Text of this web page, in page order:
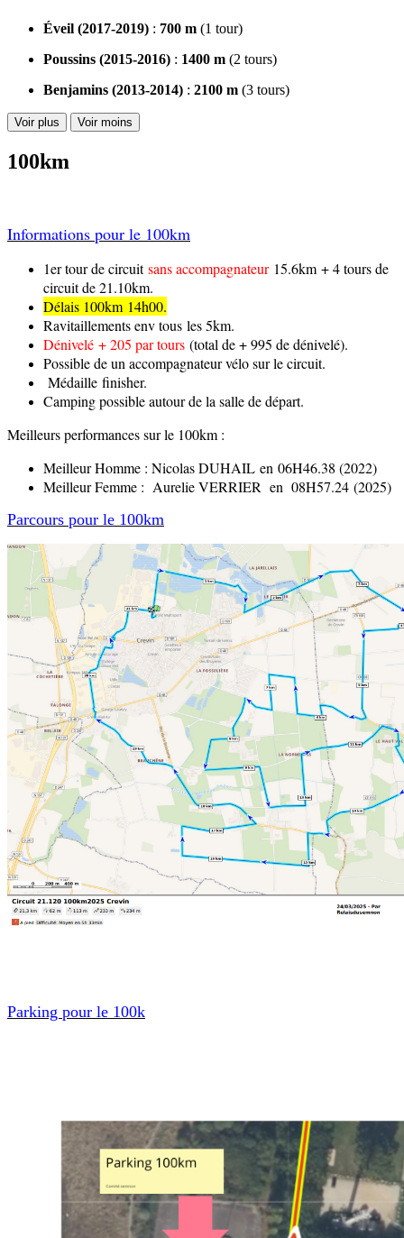
Éveil (2017-2019) : 700 m (1 tour)
Poussins (2015-2016) : 1400 m (2 tours)
Benjamins (2013-2014) : 2100 m (3 tours)
Voir plus Voir moins
100km
Informations pour le 100km
1er tour de circuitsans accompagnateur15.6km + 4 tours de
circuit de 21.10km.
Délais 100km 14h00.
Ravitaillements env tous les 5km.
Dénivelé + 205 par tours (total de + 995 de dénivelé).
Possible de un accompagnateur vélo sur le circuit.
Médaille finisher.
Camping possible autour de la salle de départ.
Meilleurs performances sur le 100km :
Meilleur Homme : Nicolas DUHAIL en 06H46.38 (2022)
Meilleur Femme : Aurelie VERRIER en 08H57.24 (2025)
Parcours pour le 100km
Parking pour le 100k